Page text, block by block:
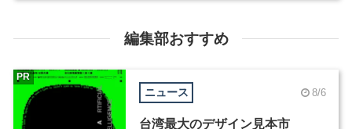
編集部おすすめ
ニュース 8/6
台湾最大のデザイン見本市
PR